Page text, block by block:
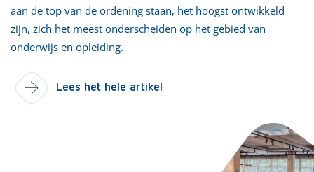
aan de top van de ordening staan, het hoogst ontwikkeld
zijn, zich het meest onderscheiden op het gebied van
onderwijs en opleiding.
Lees het hele artikel